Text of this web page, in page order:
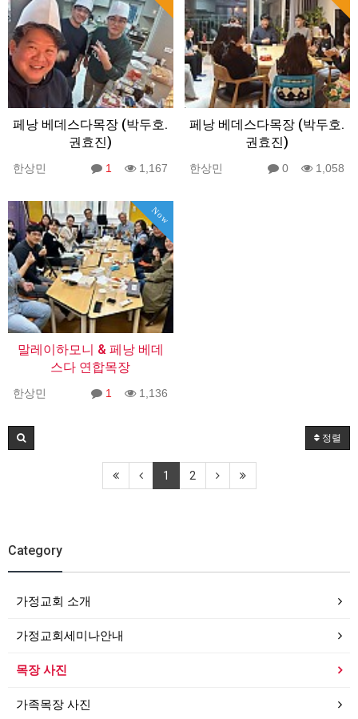
페낭 베데스다목장 (박두호.
권효진)
한상민 1 1,167
페낭 베데스다목장 (박두호.
권효진)
한상민 0 1,058
Now
말레이하모니 & 페낭 베데
스다 연합목장
한상민 1 1,136
정렬
1 2
Category
가정교회 소개
가정교회세미나안내
목장 사진
가족목장 사진